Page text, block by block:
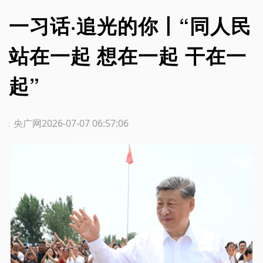
一习话·追光的你丨“同人民
站在一起 想在一起 干在一
起”
2026-07-07 06:57:06
：央广网